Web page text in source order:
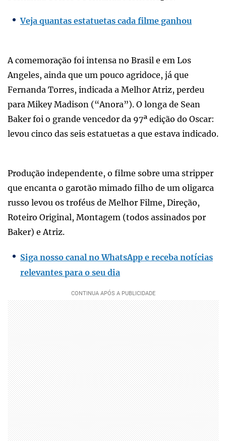
Veja quantas estatuetas cada filme ganhou
A comemoração foi intensa no Brasil e em Los
Angeles, ainda que um pouco agridoce, já que
Fernanda Torres, indicada a Melhor Atriz, perdeu
para Mikey Madison (“Anora”). O longa de Sean
Baker foi o grande vencedor da 97ª edição do Oscar:
levou cinco das seis estatuetas a que estava indicado.
Produção independente, o filme sobre uma stripper
que encanta o garotão mimado filho de um oligarca
russo levou os troféus de Melhor Filme, Direção,
Roteiro Original, Montagem (todos assinados por
Baker) e Atriz.
Siga nosso canal no WhatsApp e receba notícias
relevantes para o seu dia